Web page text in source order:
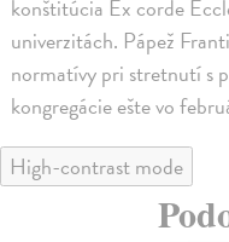
konštitúcia Ex corde
univerzitách. Pápež
normatívy pri stretnutí s
kongregácie ešte vo
High-contrast mode